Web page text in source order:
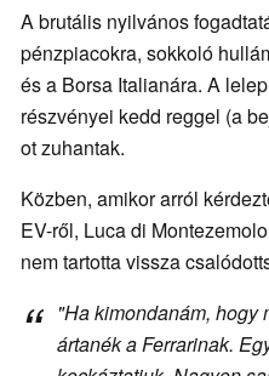
A brutális nyilvános
pénzpiacokra, sokkoló
és a Borsa Italianára. A
részvényei kedd reggel (a
ot zuhantak.
Közben, amikor arról
EV-ről, Luca di
nem tartotta vissza
"Ha kimondanám, hogy
ártanék a Ferrarinak.